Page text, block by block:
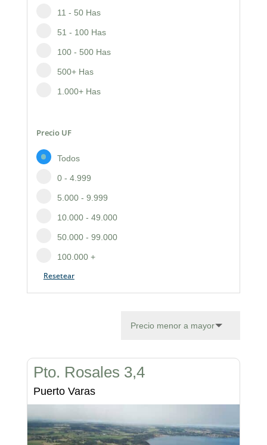
11 - 50 Has
51 - 100 Has
100 - 500 Has
500+ Has
1.000+ Has
Precio UF
Todos
0 - 4.999
5.000 - 9.999
10.000 - 49.000
50.000 - 99.000
100.000 +
Resetear
Pto. Rosales 3,4
Puerto Varas